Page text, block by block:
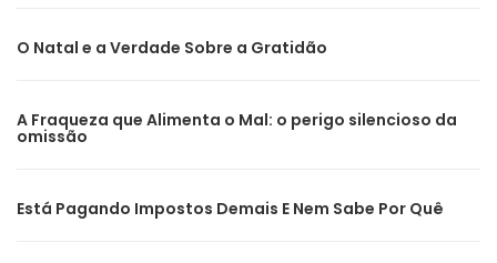
O Natal e a Verdade Sobre a Gratidão
A Fraqueza que Alimenta o Mal: o perigo silencioso da
omissão
Está Pagando Impostos Demais E Nem Sabe Por Quê